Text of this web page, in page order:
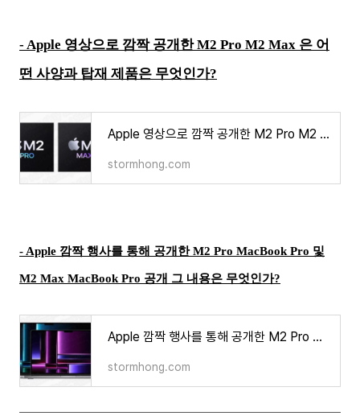
- Apple 영상으로 깜짝 공개한 M2 Pro M2 Max 은 어
떤 사양과 탑재 제품은 무엇인가?
Apple 영상으로 깜짝 공개한 M2 Pro M2 Max 은 어떤 사양과 탑재 제품은 무엇인가
stormhong.com
- Apple 깜짝 행사를 통해 공개한 M2 Pro MacBook Pro 및
M2 Max MacBook Pro 공개 그 내용은 무엇인가?
Apple 깜짝 행사를 통해 공개한 M2 Pro MacBook Pro 및 M2 Max MacBook Pro 공개 그 내용은 무엇인가?
stormhong.com